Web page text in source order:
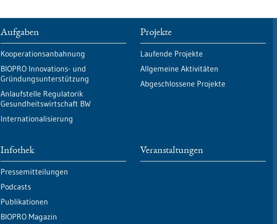
Aufgaben
Kooperationsanbahnung
BIOPRO Innovations- und
Gründungsunterstützung
Anlaufstelle Regulatorik
Gesundheitswirtschaft BW
Internationalisierung
Projekte
Laufende Projekte
Allgemeine Aktivitäten
Abgeschlossene Projekte
Infothek
Pressemitteilungen
Podcasts
Publikationen
BIOPRO Magazin
Veranstaltungen